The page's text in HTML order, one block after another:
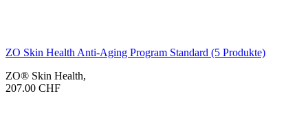
ZO Skin Health Anti-Aging Program Standard (5 Produkte)
ZO® Skin Health,
207.00 CHF